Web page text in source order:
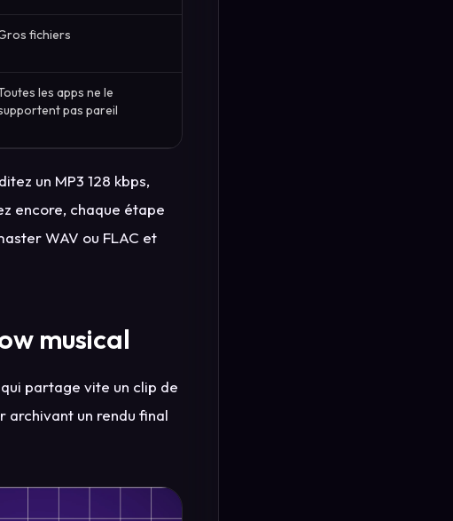
fichiers
les apps ne le
pas pareil
un MP3 128 kbps,
encore, chaque étape
WAV ou FLAC et
musical
partage vite un clip de
archivant un rendu final